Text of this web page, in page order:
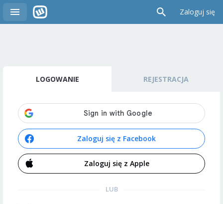
Zaloguj się
LOGOWANIE REJESTRACJA
Zaloguj się z Facebook
Zaloguj się z Apple
LUB